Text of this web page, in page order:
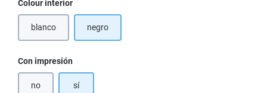
Seleccione
Colour interior
blanco(Esta opción no está disponible en este momento.)
negro
Seleccione
Con impresión
no sí